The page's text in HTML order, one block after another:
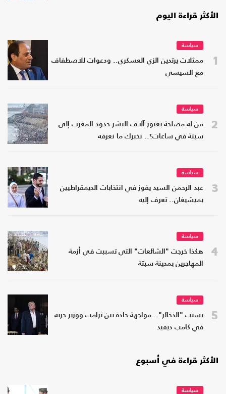
الأكثر قراءة اليوم
1
سياسة
ممثلات يرتدين الزي العسكري.. ودعوات للاصطفاف
مع السيسي
2
سياسة
من له مصلحة بعبور آلاف البشر حدود المغرب إلى
سبتة في ساعات؟.. نخبرك ما نعرفه
3
سياسة
عبد الرحمن السيد يفوز في انتخابات الديمقراطيين
بميشيغان.. تعرف إليه
4
سياسة
هكذا خرجت "الشائعات" التي تسببت في أزمة
المهاجرين بمدينة سبتة
5
سياسة
بسبب "الذخائر".. مواجهة حادة بين ترامب ووزير حربه
في كامب ديفيد
الأكثر قراءة في أسبوع
سياسة